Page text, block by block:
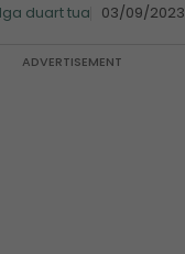
duart tua 03/09/2023